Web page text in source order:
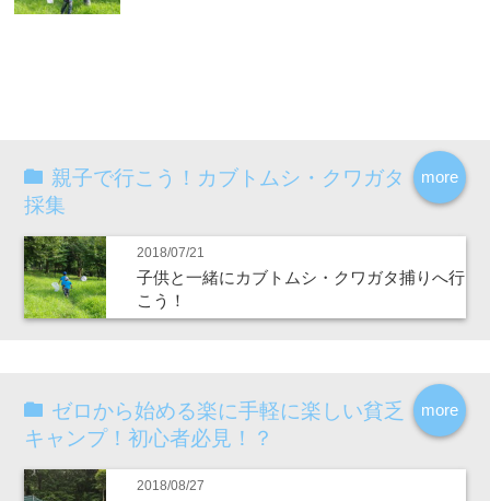
more
親子で行こう！カブトムシ・クワガタ
採集
2018/07/21
子供と一緒にカブトムシ・クワガタ捕りへ行
こう！
more
ゼロから始める楽に手軽に楽しい貧乏
キャンプ！初心者必見！？
2018/08/27